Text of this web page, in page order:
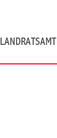
LANDRATSAMT